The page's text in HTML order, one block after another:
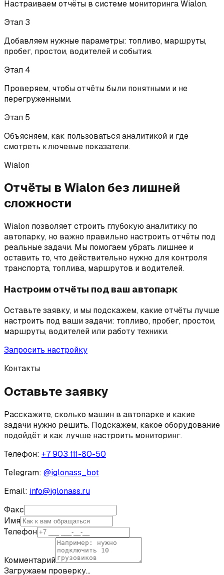
Настраиваем отчёты в системе мониторинга Wialon.
Этап 3
Добавляем нужные параметры: топливо, маршруты,
пробег, простои, водителей и события.
Этап 4
Проверяем, чтобы отчёты были понятными и не
перегруженными.
Этап 5
Объясняем, как пользоваться аналитикой и где
смотреть ключевые показатели.
Wialon
Отчёты в Wialon без лишней
сложности
Wialon позволяет строить глубокую аналитику по
автопарку, но важно правильно настроить отчёты под
реальные задачи. Мы помогаем убрать лишнее и
оставить то, что действительно нужно для контроля
транспорта, топлива, маршрутов и водителей.
Настроим отчёты под ваш автопарк
Оставьте заявку, и мы подскажем, какие отчёты лучше
настроить под ваши задачи: топливо, пробег, простои,
маршруты, водителей или работу техники.
Запросить настройку
Контакты
Оставьте заявку
Расскажите, сколько машин в автопарке и какие
задачи нужно решить. Подскажем, какое оборудование
подойдёт и как лучше настроить мониторинг.
Телефон: +7 903 111-80-50
Telegram: @iglonass_bot
Email: info@iglonass.ru
Факс
Имя
Телефон
Комментарий
Загружаем проверку…